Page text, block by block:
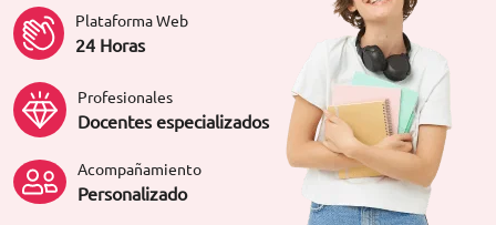
Plataforma Web
24 Horas
Profesionales
Docentes especializados
Acompañamiento
Personalizado